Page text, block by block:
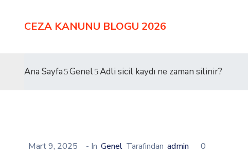
CEZA KANUNU BLOGU 2026
Ana Sayfa Genel Adli sicil kaydı ne zaman silinir?
Mart 9, 2025 - In Genel Tarafından admin 0